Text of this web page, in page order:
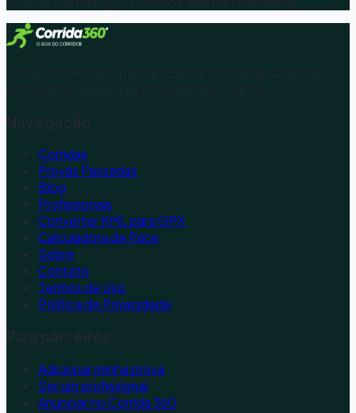
Seu guia completo para encontrar provas de corrida e
profissionais especializados em todo o Brasil.
Navegação
Corridas
Provas Passadas
Blog
Profissionais
Converter KML para GPX
Calculadora de Pace
Sobre
Contato
Termos de Uso
Política de Privacidade
Para parceiros
Adicionar minha prova
Ser um profissional
Anunciar no Corrida 360